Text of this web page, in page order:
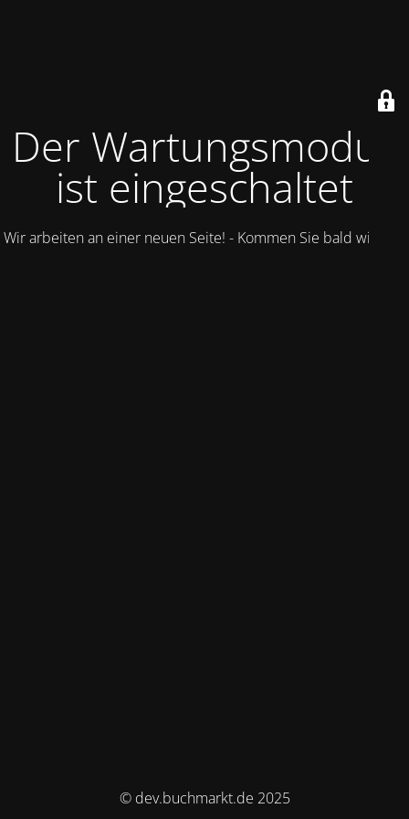
Der Wartungsmodus
ist eingeschaltet
Wir arbeiten an einer neuen Seite! - Kommen Sie bald wieder.
© dev.buchmarkt.de 2025